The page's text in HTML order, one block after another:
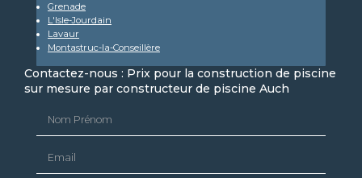
Grenade
L'Isle-Jourdain
Lavaur
Montastruc-la-Conseillère
Contactez-nous : Prix pour la construction de piscine
sur mesure par constructeur de piscine Auch